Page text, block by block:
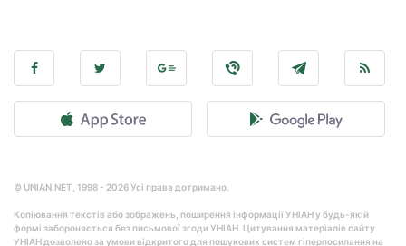
© UNIAN.NET, 1998 - 2026 Усі права дотримано.
Копіювання текстів або зображень, поширення інформації УНІАН у будь-якій
формі забороняється без письмової згоди УНІАН. Цитування матеріалів сайту
УНІАН дозволено за умови відкритого для пошукових систем гіперпосилання на